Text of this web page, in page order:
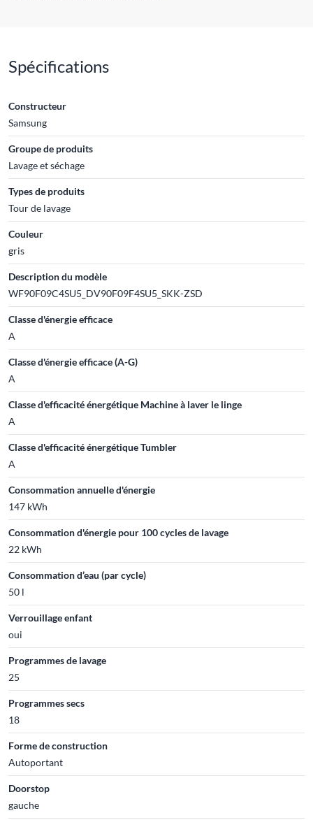
Spécifications
Constructeur
Samsung
Groupe de produits
Lavage et séchage
Types de produits
Tour de lavage
Couleur
gris
Description du modèle
WF90F09C4SU5_DV90F09F4SU5_SKK-ZSD
Classe d'énergie efficace
A
Classe d'énergie efficace (A-G)
A
Classe d'efficacité énergétique Machine à laver le linge
A
Classe d'efficacité énergétique Tumbler
A
Consommation annuelle d'énergie
147 kWh
Consommation d'énergie pour 100 cycles de lavage
22 kWh
Consommation d’eau (par cycle)
50 l
Verrouillage enfant
oui
Programmes de lavage
25
Programmes secs
18
Forme de construction
Autoportant
Doorstop
gauche